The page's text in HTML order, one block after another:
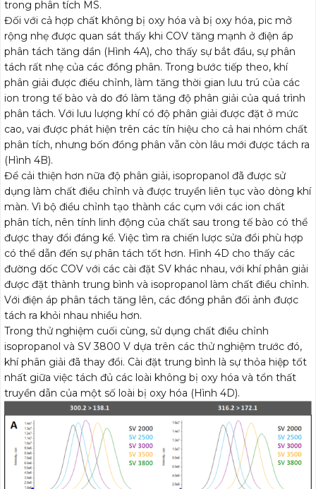
trong phân tích MS.
Đối với cả hợp chất không bị oxy hóa và bị oxy hóa, pic mở
rộng nhẹ được quan sát thấy khi COV tăng mạnh ở điện áp
phân tách tăng dần (Hình 4A), cho thấy sự bắt đầu, sự phân
tách rất nhẹ của các đồng phân. Trong bước tiếp theo, khí
phân giải được điều chỉnh, làm tăng thời gian lưu trú của các
ion trong tế bào và do đó làm tăng độ phân giải của quá trình
phân tách. Với lưu lượng khí có độ phân giải được đặt ở mức
cao, vai được phát hiện trên các tín hiệu cho cả hai nhóm chất
phân tích, nhưng bốn đồng phân vẫn còn lâu mới được tách ra
(Hình 4B).
Để cải thiện hơn nữa độ phân giải, isopropanol đã được sử
dụng làm chất điều chỉnh và được truyền liên tục vào dòng khí
màn. Vì bộ điều chỉnh tạo thành các cụm với các ion chất
phân tích, nên tính linh động của chất sau trong tế bào có thể
được thay đổi đáng kể. Việc tìm ra chiến lược sửa đổi phù hợp
có thể dẫn đến sự phân tách tốt hơn. Hình 4D cho thấy các
đường dốc COV với các cài đặt SV khác nhau, với khí phân giải
được đặt thành trung bình và isopropanol làm chất điều chỉnh.
Với điện áp phân tách tăng lên, các đồng phân đối ảnh được
tách ra khỏi nhau nhiều hơn.
Trong thử nghiệm cuối cùng, sử dụng chất điều chỉnh
isopropanol và SV 3800 V dựa trên các thử nghiệm trước đó,
khí phân giải đã thay đổi. Cài đặt trung bình là sự thỏa hiệp tốt
nhất giữa việc tách đủ các loài không bị oxy hóa và tổn thất
truyền dẫn của một số loài bị oxy hóa (Hình 4D).